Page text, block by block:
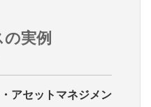
実例
アセットマネジメン